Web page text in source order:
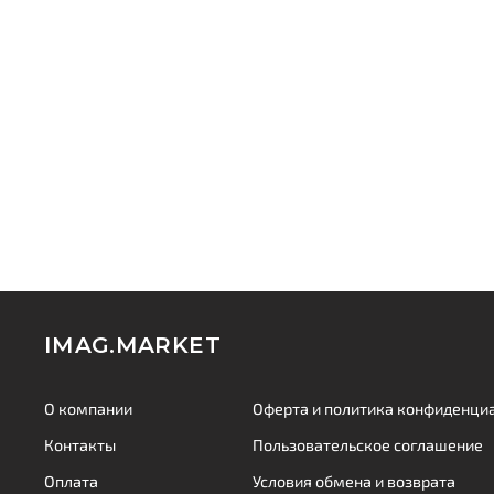
IMAG.MARKET
О компании
Контакты
Оплата
Оферта и политика
Пользовательское соглашение
Условия обмена и возврата